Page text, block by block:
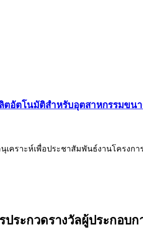
อัตโนมัติสำหรับอุตสาหกรรมข
เคราะห์เพื่อประชาสัมพันธ์งานโครงก
ระกวดรางวัลผู้ประกอบ